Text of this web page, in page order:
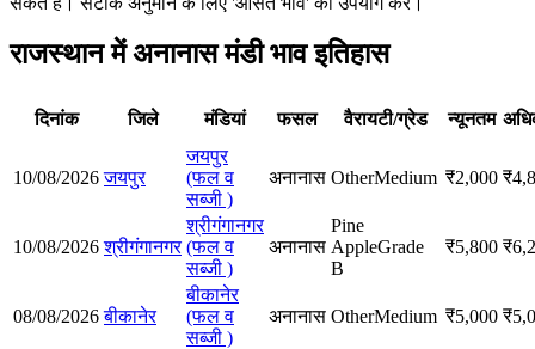
राजस्थान में अनानास मंडी भाव इतिहास
दिनांक जिले मंडियां फसल वैरायटी/ग्रेड न्यूनतम
10/08/2026 जयपुर
जयपुर
(फल व
सब्जी )
अनानास OtherMedium ₹2,000 ₹
10/08/2026 श्रीगंगानगर
श्रीगंगानगर
(फल व
सब्जी )
अनानास
Pine
AppleGrade
B
₹5,800 ₹
08/08/2026 बीकानेर
बीकानेर
(फल व
सब्जी )
अनानास OtherMedium ₹5,000 ₹